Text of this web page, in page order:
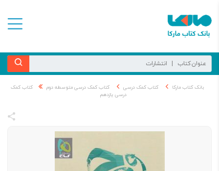
بانک کتاب مارکا کتاب کمک درسی کتاب کمک درسی متوسطه دوم
کتاب کمک
درسی یازدهم